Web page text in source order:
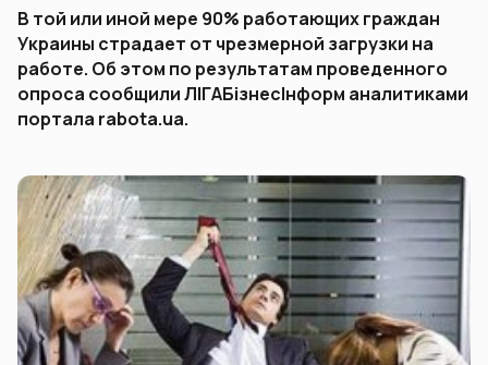
В той или иной мере 90% работающих граждан
Украины страдает от чрезмерной загрузки на
работе. Об этом по результатам проведенного
опроса сообщили ЛІГАБізнесІнформ аналитиками
портала rabota.ua.